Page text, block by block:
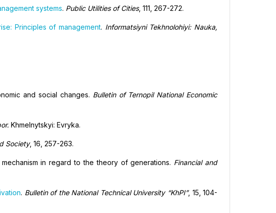
systems. Public Utilities of Cities, 111, 267-272.
Principles of management. Informatsiyni Tekhnolohiyi: Nauka,
and social changes. Bulletin of Ternopil National Economic
Khmelnytskyi: Evryka.
Society, 16, 257-263.
in regard to the theory of generations. Financial and
. Bulletin of the National Technical University “KhPI”, 15, 104-